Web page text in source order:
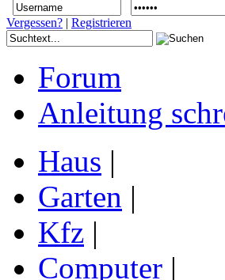
Vergessen? Registrieren
Forum
Anleitung
Haus |
Garten |
Kfz |
Computer |